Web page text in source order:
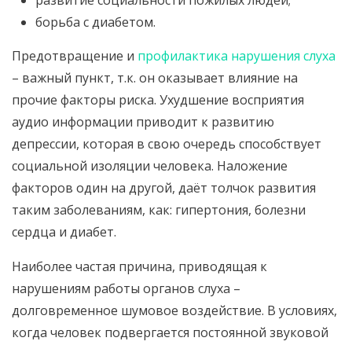
борьба с диабетом.
Предотвращение и профилактика нарушения слуха
– важный пункт, т.к. он оказывает влияние на
прочие факторы риска. Ухудшение восприятия
аудио информации приводит к развитию
депрессии, которая в свою очередь способствует
социальной изоляции человека. Наложение
факторов один на другой, даёт толчок развития
таким заболеваниям, как: гипертония, болезни
сердца и диабет.
Наиболее частая причина, приводящая к
нарушениям работы органов слуха –
долговременное шумовое воздействие. В условиях,
когда человек подвергается постоянной звуковой